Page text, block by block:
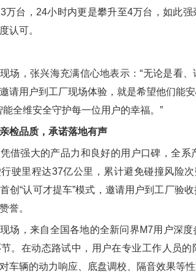
万台，24小时内更是攀升至4万台，如此
认可。
，张兴海充满信心地表示：“无论是看、
请用户到工厂现场体验，就是希望他们能
全维安全守护每一位用户的幸福。”
检品质，承诺落地有声
强大的产品力和良好的用户口碑，全系
驶里程达37亿公里，累计避免碰撞风险
创“认可才提车”模式，邀请用户到工厂验
誉。
，来自全国各地的全新问界M7用户深度
。在动态路试中，用户在专业工作人员
车辆的动力响应、底盘调校、隔音效果等性